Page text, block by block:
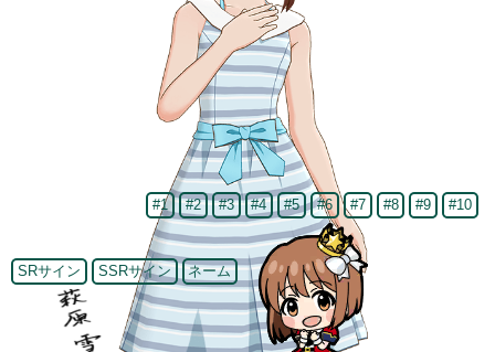
#1 #2 #3 #4 #5 #6 #7 #8 #9 #10
SRサイン SSRサイン ネーム